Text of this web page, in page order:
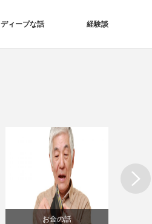
ディープな話 経験談
お金の話